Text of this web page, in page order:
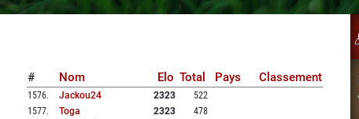
# Nom Elo Total Pays Classement
1576. Jackou24 2323
522
1577. Toga 2323
478